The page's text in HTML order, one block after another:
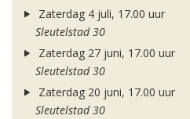
Zaterdag 4 juli, 17.00 uur
Sleutelstad 30
Zaterdag 27 juni, 17.00 uur
Sleutelstad 30
Zaterdag 20 juni, 17.00 uur
Sleutelstad 30